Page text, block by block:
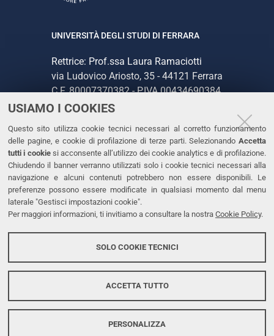
USIAMO I COOKIES
Questo sito utilizza cookie tecnici necessari al corretto funzionamento
delle pagine, e cookie di profilazione di terze parti. Selezionando Accetta
tutti i cookiesi acconsente all’utilizzo dei cookie analytics e di profilazione.
Chiudendo il banner verranno utilizzati solo i cookie tecnici necessari alla
navigazione e alcuni contenuti potrebbero non essere disponibili. Le
preferenze possono essere modificate in qualsiasi momento dal menu
laterale "Gestisci impostazioni cookie".
Per maggiori informazioni, ti invitiamo a consultare la nostra Cookie Policy.
SOLO COOKIE TECNICI
ACCETTA TUTTO
PERSONALIZZA
UNIVERSITÀ DEGLI STUDI DI FERRARA
Rettrice: Prof.ssa Laura Ramaciotti
via Ludovico Ariosto, 35 - 44121 Ferrara
C.F. 80007370382 - P.IVA 00434690384
CONTATTI
Tel. +39 0532 293111
Fax. +39 0532 293031
PEC
LINKS
Accessibilità
Protezione dati personali